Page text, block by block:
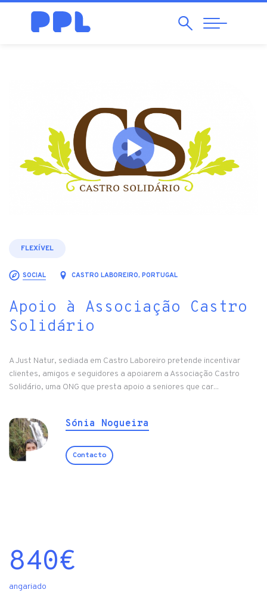
Pesquisar
Abrir
Navegação
FLEXÍVEL
SOCIAL CASTRO LABOREIRO, PORTUGAL
Apoio à Associação Castro
Solidário
A Just Natur, sediada em Castro Laboreiro pretende incentivar
clientes, amigos e seguidores a apoiarem a Associação Castro
Solidário, uma ONG que presta apoio a seniores que car...
Sónia Nogueira
Contacto
840€
angariado